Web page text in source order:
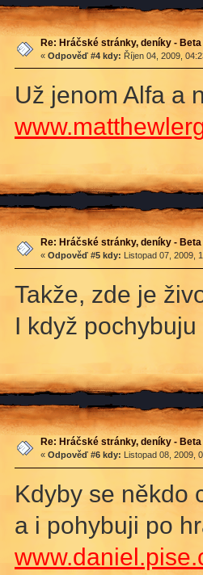
Re: Hráčské stránky, deníky - Beta
« Odpověď #4 kdy: Říjen 04, 2009,
Už jenom Alfa a
Re: Hráčské stránky, deníky - Beta
« Odpověď #5 kdy: Listopad 07, 2009,
Takže, zde je
I když
Re: Hráčské stránky, deníky - Beta
« Odpověď #6 kdy: Listopad 08, 2009,
Kdyby se někdo
a i pohybuji po